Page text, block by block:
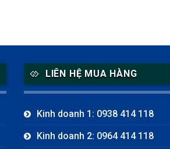
LIÊN HỆ MUA HÀNG
Kinh doanh 1: 0938 414 118
Kinh doanh 2: 0964 414 118